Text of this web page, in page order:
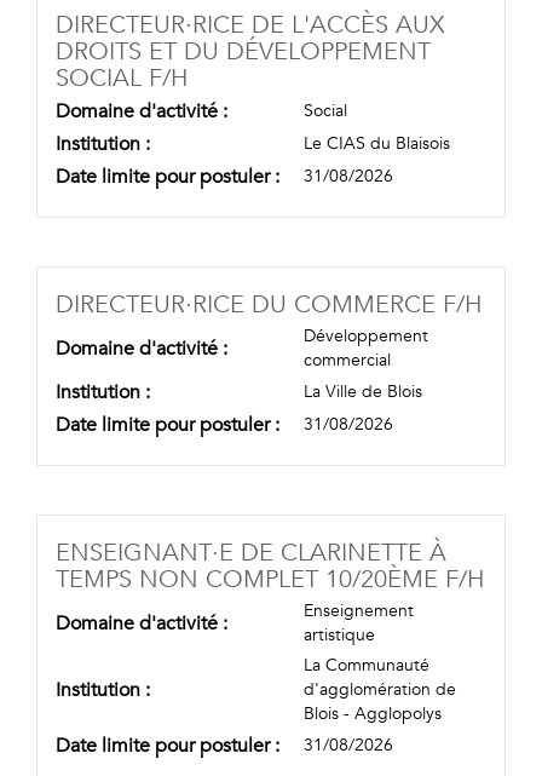
DIRECTEUR·RICE DE L'ACCÈS AUX
DROITS ET DU DÉVELOPPEMENT
SOCIAL F/H
Domaine d'activité : Social
Institution : Le CIAS du Blaisois
Date limite pour postuler : 31/08/2026
DIRECTEUR·RICE DU COMMERCE F/H
Domaine d'activité :
Développement
commercial
Institution : La Ville de Blois
Date limite pour postuler : 31/08/2026
ENSEIGNANT·E DE CLARINETTE À
TEMPS NON COMPLET 10/20ÈME F/H
Domaine d'activité :
Enseignement
artistique
Institution :
La Communauté
d'agglomération de
Blois - Agglopolys
Date limite pour postuler : 31/08/2026